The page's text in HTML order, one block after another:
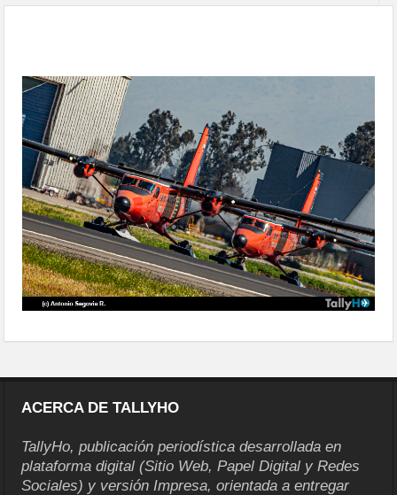
agrupacion-conjunta-antartica-pm-
2025-01
ACERCA DE TALLYHO
TallyHo, publicación periodística desarrollada en
plataforma digital (Sitio Web, Papel Digital y Redes
Sociales) y versión Impresa, orientada a entregar